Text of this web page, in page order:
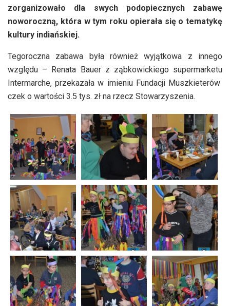
zorganizowało dla swych podopiecznych zabawę
noworoczną, która w tym roku opierała się o tematykę
kultury indiańskiej.
Tegoroczna zabawa była również wyjątkowa z innego
względu – Renata Bauer z ząbkowickiego supermarketu
Intermarche, przekazała w imieniu Fundacji Muszkieterów
czek o wartości 3.5 tys. zł na rzecz Stowarzyszenia.